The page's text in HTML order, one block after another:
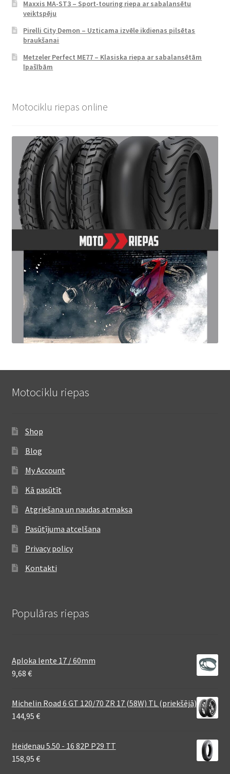
Maxxis MA-ST3 – Sport-touring riepa ar sabalansētu
veiktspēju
Pirelli City Demon – Uzticama izvēle ikdienas pilsētas
braukšanai
Metzeler Perfect ME77 – Klasiska riepa ar sabalansētām
īpašībām
Motociklu riepas online
Motociklu riepas
Shop
Blog
My Account
Kā pasūtīt
Atgriešana un naudas atmaksa
Pasūtījuma atcelšana
Privacy policy
Kontakti
Populāras riepas
Aploka lente 17 / 60mm
9,68 €
Michelin Road 6 GT 120/70 ZR 17 (58W) TL (priekšējā)
144,95 €
Heidenau 5.50 - 16 82P P29 TT
158,95 €